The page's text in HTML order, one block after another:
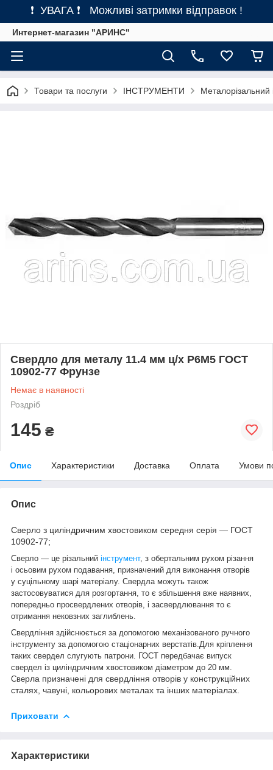
❗ УВАГА ❗ Можливі затримки відправок !
Интернет-магазин "АРИНС"
Товари та послуги ІНСТРУМЕНТИ Металорізальний
Свердло для металу 11.4 мм ц/х Р6М5 ГОСТ
10902-77 Фрунзе
Немає в наявності
Роздріб
145 ₴
Опис Характеристики Доставка Оплата Умови
Опис
Сверло з циліндричним хвостовиком середня серія — ГОСТ
10902-77;
Сверло — це різальний інструмент, з обертальним рухом різання
і осьовим рухом подавання, призначений для виконання отворів
у суцільному шарі матеріалу. Свердла можуть також
застосовуватися для розгортання, то є збільшення вже наявних,
попередньо просвердлених отворів, і засвердлювання то є
отримання нековзних заглиблень.
Свердління здійснюється за допомогою механізованого ручного
інструменту за допомогою стаціонарних верстатів.Для кріплення
таких свердел слугують патрони. ГОСТ передбачає випуск
свердел із циліндричним хвостовиком діаметром до 20 мм.
Сверла призначені для свердління отворів у конструкційних
сталях, чавуні, кольорових металах та інших матеріалах.
Приховати
Характеристики